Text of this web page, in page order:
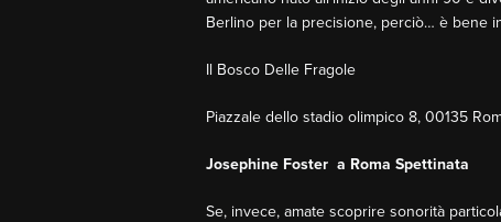
Berlino per la precisione, perciò… è bene
Il Bosco Delle Fragole
Piazzale dello stadio olimpico 8, 00135
Josephine Foster a Roma Spettinata
Se, invece, amate scoprire sonorità